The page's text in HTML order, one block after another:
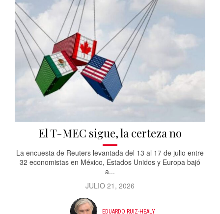
El T-MEC sigue, la certeza no
La encuesta de Reuters levantada del 13 al 17 de julio entre
32 economistas en México, Estados Unidos y Europa bajó
a...
JULIO 21, 2026
EDUARDO RUIZ-HEALY